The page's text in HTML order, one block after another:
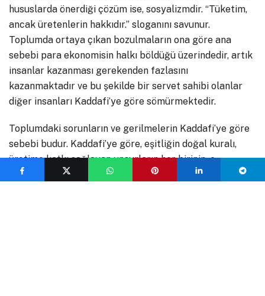
hususlarda önerdiği çözüm ise, sosyalizmdir. “Tüketim,
ancak üretenlerin hakkıdır.” sloganını savunur.
Toplumda ortaya çıkan bozulmaların ona göre ana
sebebi para ekonomisin halkı böldüğü üzerindedir, artık
insanlar kazanması gerekenden fazlasını
kazanmaktadır ve bu şekilde bir servet sahibi olanlar
diğer insanları Kaddafi’ye göre sömürmektedir.
Toplumdaki sorunların ve gerilmelerin Kaddafi’ye göre
sebebi budur. Kaddafi’ye göre, eşitliğin doğal kuralı,
üretime katkı sağlayan unsurların her birinin, o
üretimde birer hissesi olmasıdır. Bu unsurlardan biri